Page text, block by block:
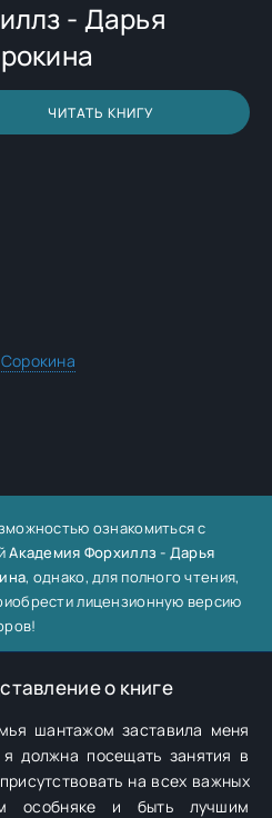
- Дарья
ЧИТАТЬ КНИГУ
ознакомиться с
Академия Форхиллз - Дарья
, однако, для полного чтения,
лицензионную версию
о книге
шантажом заставила меня
должна посещать занятия в
на всех важных
особняке и быть лучшим